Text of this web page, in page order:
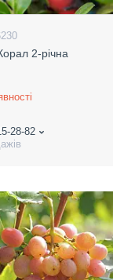
2-річна
28-82